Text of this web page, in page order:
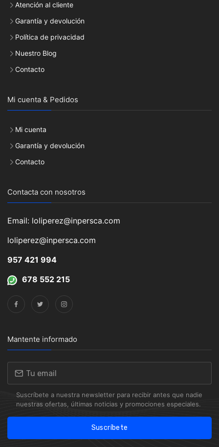
Atención al cliente
Garantía y devolución
Política de privacidad
Nuestro Blog
Contacto
Mi cuenta & Pedidos
Mi cuenta
Garantía y devolución
Contacto
Contacta con nosotros
Email: loliperez@inpersca.com
loliperez@inpersca.com
957 421 994
678 552 215
Mantente informado
Suscríbete a nuestra newsletter para recibir antes que nadie
nuestras ofertas, últimas noticias y promociones especiales.
Suscríbete